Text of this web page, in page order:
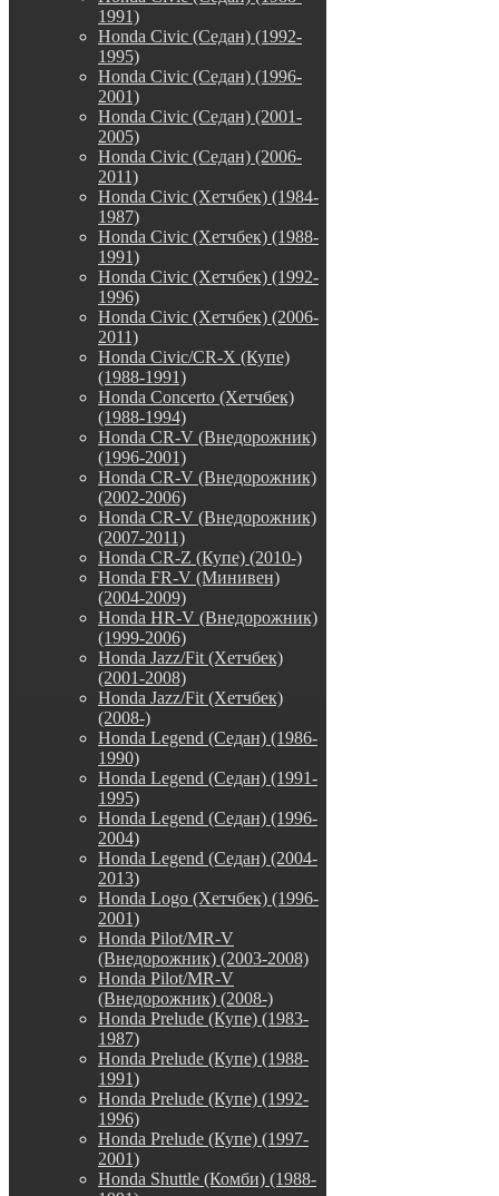
1991)
Honda Civic (Седан) (1992-
1995)
Honda Civic (Седан) (1996-
2001)
Honda Civic (Седан) (2001-
2005)
Honda Civic (Седан) (2006-
2011)
Honda Civic (Хетчбек) (1984-
1987)
Honda Civic (Хетчбек) (1988-
1991)
Honda Civic (Хетчбек) (1992-
1996)
Honda Civic (Хетчбек) (2006-
2011)
Honda Civic/CR-X (Купе)
(1988-1991)
Honda Concerto (Хетчбек)
(1988-1994)
Honda CR-V (Внедорожник)
(1996-2001)
Honda CR-V (Внедорожник)
(2002-2006)
Honda CR-V (Внедорожник)
(2007-2011)
Honda CR-Z (Купе) (2010-)
Honda FR-V (Минивен)
(2004-2009)
Honda HR-V (Внедорожник)
(1999-2006)
Honda Jazz/Fit (Хетчбек)
(2001-2008)
Honda Jazz/Fit (Хетчбек)
(2008-)
Honda Legend (Седан) (1986-
1990)
Honda Legend (Седан) (1991-
1995)
Honda Legend (Седан) (1996-
2004)
Honda Legend (Седан) (2004-
2013)
Honda Logo (Хетчбек) (1996-
2001)
Honda Pilot/MR-V
(Внедорожник) (2003-2008)
Honda Pilot/MR-V
(Внедорожник) (2008-)
Honda Prelude (Купе) (1983-
1987)
Honda Prelude (Купе) (1988-
1991)
Honda Prelude (Купе) (1992-
1996)
Honda Prelude (Купе) (1997-
2001)
Honda Shuttle (Комби) (1988-